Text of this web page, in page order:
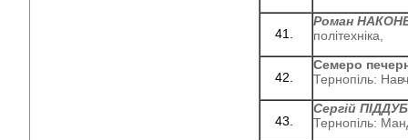
Роман
політехніка,
Семеро
Тернопіль:
Сергій
Тернопіль: